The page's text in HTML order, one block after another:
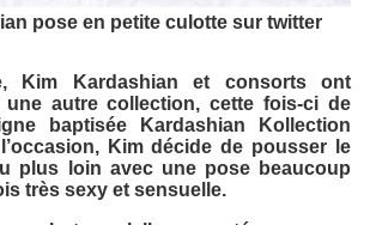
pose en petite culotte sur twitter
Kim Kardashian et consorts ont
une autre collection, cette fois-ci de
baptisée
Kardashian Kollection
Kim décide de pousser le
plus loin avec une pose beaucoup
très sexy et sensuelle.